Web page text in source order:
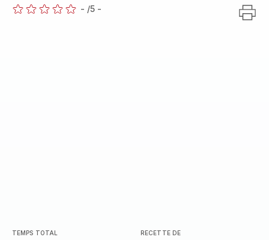
- /5 -
TEMPS TOTAL RECETTE DE